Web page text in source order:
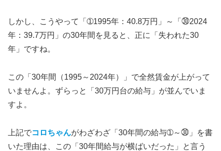
しかし、こうやって「➀1995年：40.8万円」～「㉚2024
年：39.7万円」の30年間を見ると、正に「失われた30
年」ですね。
この「30年間（1995～2024年）」で全然賃金が上がって
いませんよ。ずらっと「30万円台の給与」が並んでいま
すよ。
上記でコロちゃんがわざわざ「30年間の給与➀～㉚」を書
いた理由は、この「30年間給与が横ばいだった」と言う